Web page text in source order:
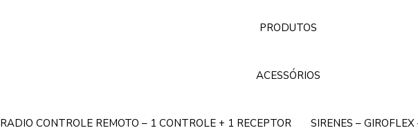
PRODUTOS
ACESSÓRIOS
RADIO CONTROLE REMOTO – 1 CONTROLE + 1 RECEPTOR SIRENES –